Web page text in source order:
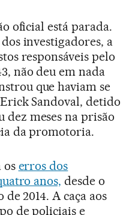
oficial está parada.
investigadores, a
responsáveis pelo
não deu em nada
que haviam se
Sandoval, detido
dez meses na prisão
da promotoria.
os erros dos
anos, desde o
2014. A caça aos
de policiais e